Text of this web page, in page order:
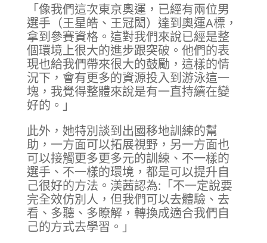
「像我們這次東京奧運，已經有兩位男
選手（王星皓、王冠閎）達到奧運A標，
拿到參賽資格。這對我們來說已經是整
個環境上很大的進步跟突破。他們的表
現也給我們帶來很大的鼓勵，這樣的情
況下，會有更多的資源投入到游泳這一
塊，我覺得整體來說是有一直持續在變
好的。」
此外，她特別談到出國移地訓練的幫
助，一方面可以拓展視野，另一方面也
可以接觸更多更多元的訓練、不一樣的
選手、不一樣的環境，都是可以提升自
己很好的方法。渼茜認為:「不一定說要
完全效仿別人，但我們可以去體驗、去
看、多聽、多瞭解，轉換成適合我們自
己的方式去學習。」